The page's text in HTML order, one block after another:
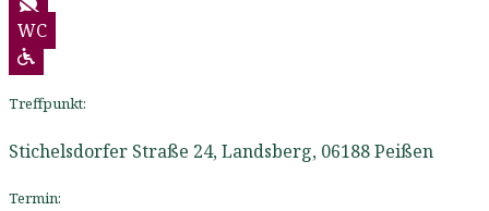
WC
Treffpunkt:
Stichelsdorfer Straße 24, Landsberg, 06188Peißen
Termin: